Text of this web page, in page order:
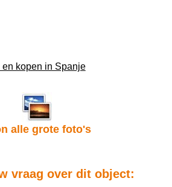
en kopen in Spanje
alle grote foto's
vraag over dit object: